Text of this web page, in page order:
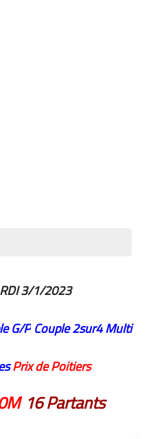
3/1/2023
G/PCouple2sur4Multi
Prix de Poitiers
16 Partants